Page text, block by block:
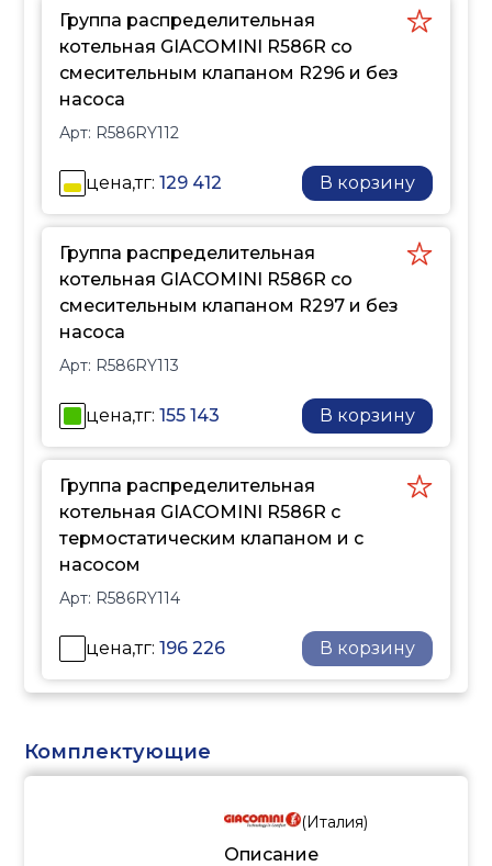
Присоединение
резьбовое со стороны
контура - G 1" ВР.
Группа распределительная
котельная GIACOMINI R586R со
смесительным клапаном R296 и без
насоса
Арт: R586RY112
цена,тг:129 412 В корзину
Группа распределительная
котельная GIACOMINI R586R со
смесительным клапаном R297 и без
насоса
Арт: R586RY113
цена,тг:155 143 В корзину
Группа распределительная
котельная GIACOMINI R586R с
термостатическим клапаном и c
насосом
Арт: R586RY114
цена,тг:196 226 В корзину
Комплектующие
(Италия)
Описание